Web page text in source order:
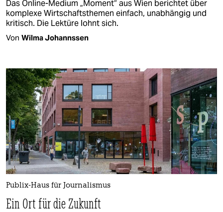
Das Online-Medium „Moment“ aus Wien berichtet über
komplexe Wirtschaftsthemen einfach, unabhängig und
kritisch. Die Lektüre lohnt sich.
Von Wilma Johannssen
Publix-Haus für Journalismus
Ein Ort für die Zukunft